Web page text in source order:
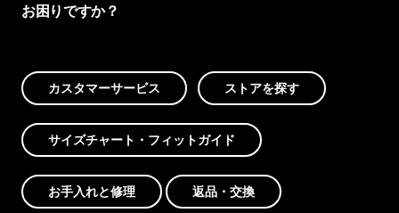
お困りですか？
カスタマーサービス ストアを探す
サイズチャート・フィットガイド
お手入れと修理 返品・交換